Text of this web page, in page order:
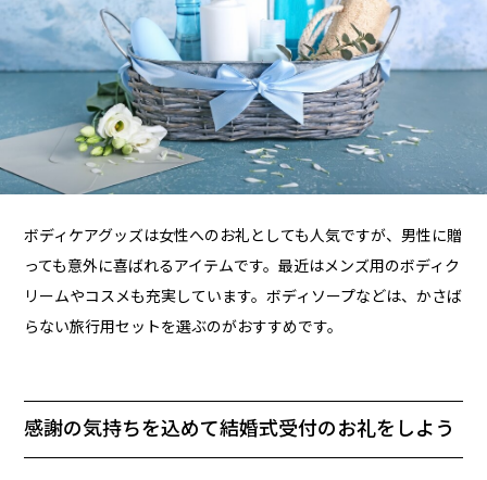
ボディケアグッズは女性へのお礼としても人気ですが、男性に贈
っても意外に喜ばれるアイテムです。最近はメンズ用のボディク
リームやコスメも充実しています。ボディソープなどは、かさば
らない旅行用セットを選ぶのがおすすめです。
感謝の気持ちを込めて結婚式受付のお礼をしよう